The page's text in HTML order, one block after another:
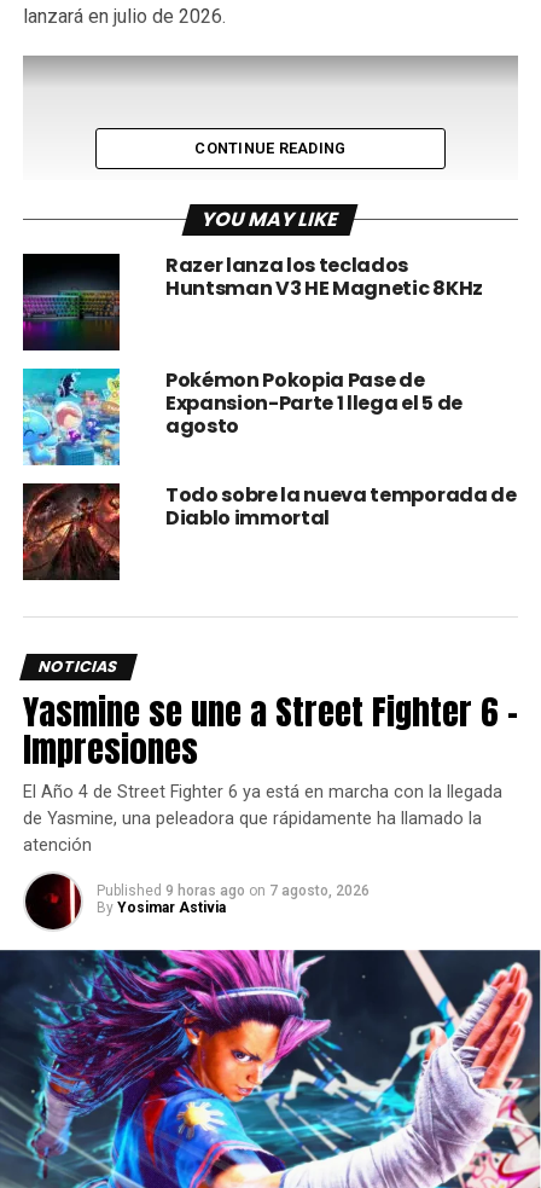
lanzará en julio de 2026.
Basado en Tortugas Ninja: Caos mutante, los jugadores
pronto podrán competir con las cuatro icónicas tortugas —
Leonardo, Donatello, Rafael y Miguel Ángel — con nuevos
vehículos, circuitos y nuevas pistas musicales inspiradas
en las Tortugas Ninja.
¡Los fans también pudieron echar un primer vistazo al
Paquete Avatar para Sonic Racing: CrossWorlds, que
llegará en octubre de 2026!
CONTINUE READING
YOU MAY LIKE
Razer lanza los teclados
Huntsman V3 HE Magnetic 8KHz
Pokémon Pokopia Pase de
Expansion-Parte 1 llega el 5 de
agosto
Todo sobre la nueva temporada de
Diablo immortal
NOTICIAS
Yasmine se une a Street Fighter 6 –
Impresiones
El Año 4 de Street Fighter 6 ya está en marcha con la llegada
de Yasmine, una peleadora que rápidamente ha llamado la
atención
Published 9 horas ago on 7 agosto, 2026
By Yosimar Astivia